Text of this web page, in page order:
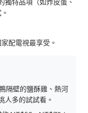
獨特品項（如炸皮蛋、
配電視最享受。
隔壁的鹽酥雞、熱河
人多的試試看。